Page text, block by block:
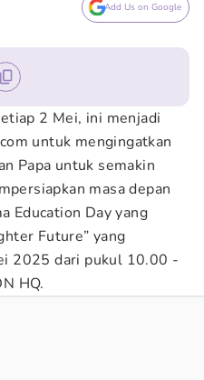
Add Us on Google
2 Mei, ini menjadi
untuk mengingatkan
Papa untuk semakin
masa depan
Education Day yang
Future” yang
2025 dari pukul 10.00 -
HQ.